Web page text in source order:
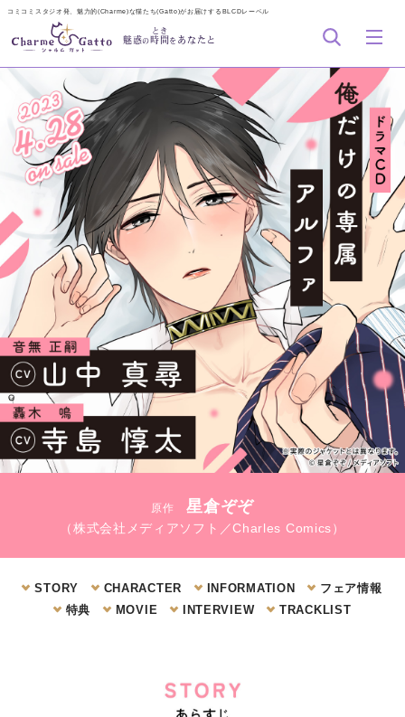
コミコミスタジオ発、魅力的(Charme)な猫たち(Gatto)がお届けするBLCDレーベル
魅惑の 時間
とき
を あなたと
原作 星倉ぞぞ
（株式会社メディアソフト／Charles Comics）
STORY CHARACTER INFORMATION
フェア情報
特典
MOVIE INTERVIEW TRACKLIST